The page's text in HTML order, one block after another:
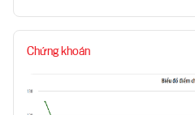
Chứng khoán